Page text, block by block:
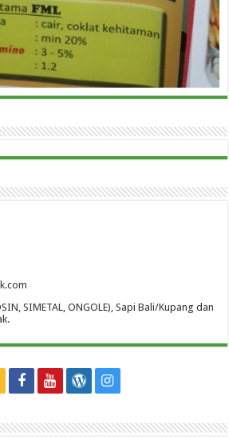
SIMETAL, ONGOLE), Sapi Bali/Kupang dan